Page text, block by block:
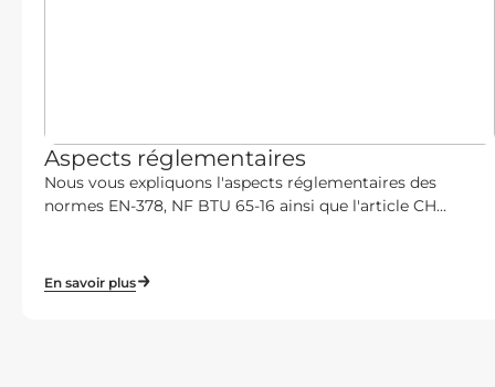
Aspects réglementaires
Nous vous expliquons l'aspects réglementaires des
normes EN-378, NF BTU 65-16 ainsi que l'article CH...
En savoir plus